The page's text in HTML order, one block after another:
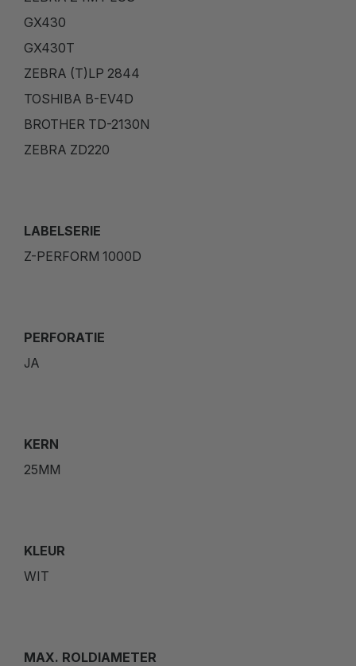
GX430
GX430T
ZEBRA (T)LP 2844
TOSHIBA B-EV4D
BROTHER TD-2130N
ZEBRA ZD220
LABELSERIE
Z-PERFORM 1000D
PERFORATIE
JA
KERN
25MM
KLEUR
WIT
MAX. ROLDIAMETER